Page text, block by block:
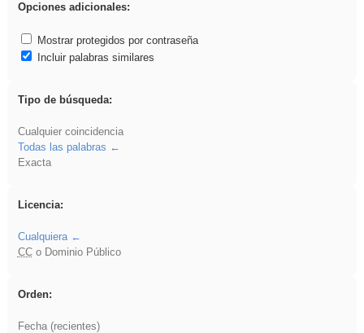
Opciones adicionales:
Mostrar protegidos por contraseña
Incluir palabras similares
Tipo de búsqueda:
Cualquier coincidencia
Todas las palabras
Exacta
Licencia:
Cualquiera
CCo Dominio Público
Orden:
Fecha (recientes)